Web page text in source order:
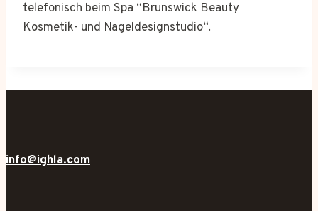
telefonisch beim Spa “Brunswick Beauty
Kosmetik- und Nageldesignstudio“.
info@ighla.com